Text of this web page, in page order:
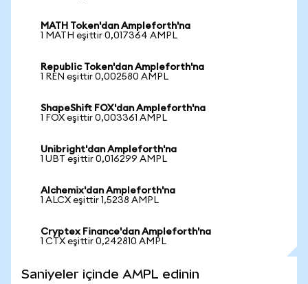
MATH Token'dan Ampleforth'na
1 MATH eşittir 0,017364 AMPL
Republic Token'dan Ampleforth'na
1 REN eşittir 0,002580 AMPL
ShapeShift FOX'dan Ampleforth'na
1 FOX eşittir 0,003361 AMPL
Unibright'dan Ampleforth'na
1 UBT eşittir 0,016299 AMPL
Alchemix'dan Ampleforth'na
1 ALCX eşittir 1,5238 AMPL
Cryptex Finance'dan Ampleforth'na
1 CTX eşittir 0,242810 AMPL
Saniyeler içinde AMPL edinin